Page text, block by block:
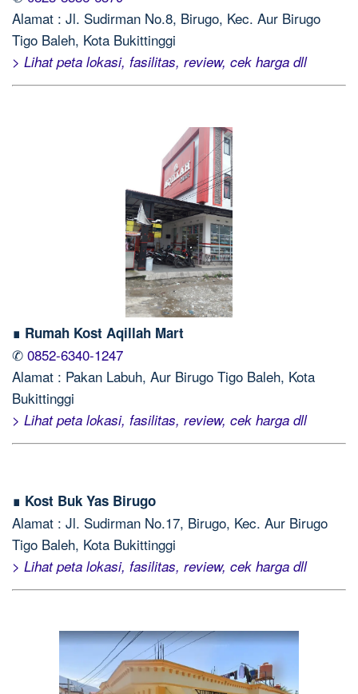
Alamat : Jl. Sudirman No.8, Birugo, Kec. Aur Birugo
Tigo Baleh, Kota Bukittinggi
> Lihat peta lokasi, fasilitas, review, cek harga dll
∎ Rumah Kost Aqillah Mart
✆ 0852-6340-1247
Alamat : Pakan Labuh, Aur Birugo Tigo Baleh, Kota
Bukittinggi
> Lihat peta lokasi, fasilitas, review, cek harga dll
∎ Kost Buk Yas Birugo
Alamat : Jl. Sudirman No.17, Birugo, Kec. Aur Birugo
Tigo Baleh, Kota Bukittinggi
> Lihat peta lokasi, fasilitas, review, cek harga dll